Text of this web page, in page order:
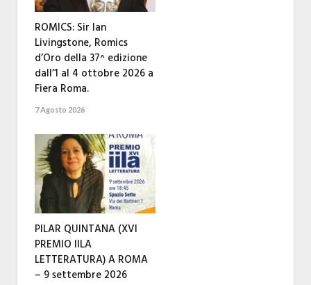
ROMICS: Sir Ian
Livingstone, Romics
d’Oro della 37^ edizione
dall’1 al 4 ottobre 2026 a
Fiera Roma.
7 Agosto 2026
PILAR QUINTANA (XVI
PREMIO IILA
LETTERATURA) A ROMA
– 9 settembre 2026